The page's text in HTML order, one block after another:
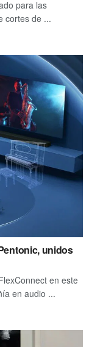
para las
cortes de ...
unidos
en este
en audio ...